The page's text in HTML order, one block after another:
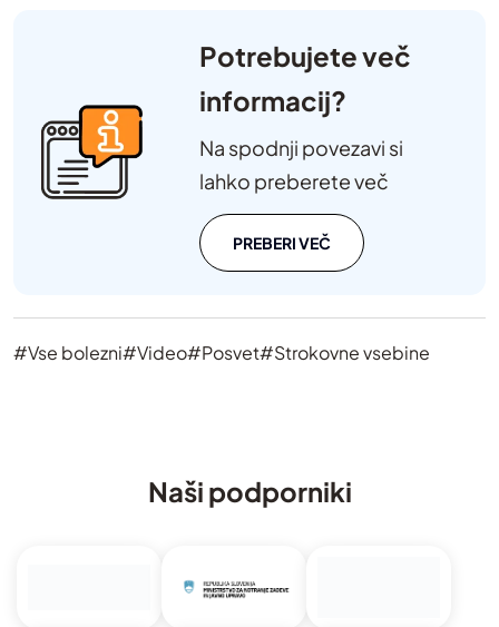
Potrebujete več
informacij?
Na spodnji povezavi si
lahko preberete več
PREBERI VEČ
#Vse bolezni#Video#Posvet#Strokovne vsebine
Naši podporniki